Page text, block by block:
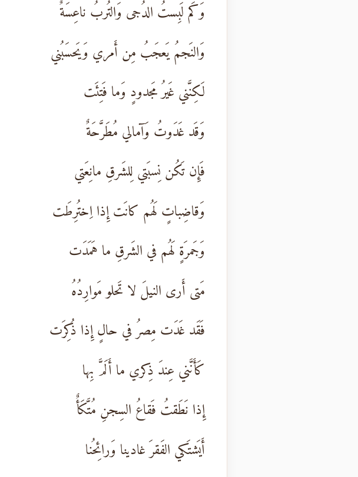
وَكَم لَبِستُ الدُجى وَالتُربُ ناعِسَةٌ
وَالنَجمُ يَعجَبُ مِن أَمري وَيَحسَبُني
لَكِنَّني غَيرُ مَجدودٍ وَما فَتِئَت
وَقَد غَدَوتُ وَآمالي مُطَرَّحَةٌ
فَإِن تَكُن نِسبَتي لِلشَرقِ مانِعَتي
وَقاضِباتٍ لَهُم كانَت إِذا اِختُرِطَت
وَجَمرَةٍ لَهُم في الشَرقِ ما هَمَدَت
مَتى أَرى النيلَ لا تَحلو مَوارِدُهُ
فَقَد غَدَت مِصرُ في حالٍ إِذا ذُكِرَت
كَأَنَّني عِندَ ذِكري ما أَلَمَّ بِها
إِذا نَطَقتُ فَقاعُ السِجنِ مُتَّكَأٌ
أَيَشتَكي الفَقرَ غادينا وَرائِحُنا